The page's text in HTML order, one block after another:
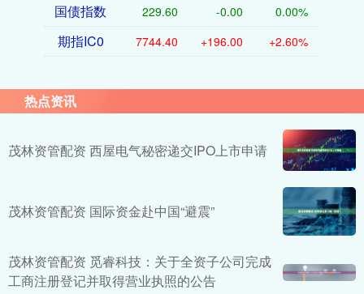
国债指数 229.60 -0.00 0.00%
期指IC0 7744.40 +196.00 +2.60%
热点资讯
茂林资管配资 西屋电气秘密递交IPO上市申请
茂林资管配资 国际资金赴中国“避震”
茂林资管配资 觅睿科技：关于全资子公司完成
工商注册登记并取得营业执照的公告